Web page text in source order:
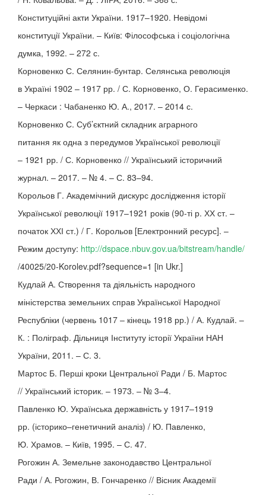
Конституційні акти України. 1917–1920. Невідомі
конституції України. – Київ: Філософська і соціологічна
думка, 1992. – 272 с.
Корновенко С. Селянин-бунтар. Селянська революція
в Україні 1902 – 1917 рр. / С. Корновенко, О. Герасименко.
– Черкаси : Чабаненко Ю. А., 2017. – 2014 с.
Корновенко С. Суб’єктний складник аграрного
питання як одна з передумов Української революції
– 1921 рр. / С. Корновенко // Український історичний
журнал. – 2017. – № 4. – С. 83–94.
Корольов Г. Академічний дискурс дослідження історії
Української революції 1917–1921 років (90-ті р. ХХ ст. –
початок ХХІ ст.) / Г. Корольов [Електронний ресурс]. –
Режим доступу: http://dspace.nbuv.gov.ua/bitstream/handle/
/40025/20-Korolev.pdf?sequence=1 [in Ukr.]
Кудлай А. Створення та діяльність народного
міністерства земельних справ Української Народної
Республіки (червень 1017 – кінець 1918 рр.) / А. Кудлай. –
К. : Поліграф. Дільниця Інституту історії України НАН
України, 2011. – С. 3.
Мартос Б. Перші кроки Центральної Ради / Б. Мартос
// Український історик. – 1973. – № 3–4.
Павленко Ю. Українська державність у 1917–1919
рр. (історико–генетичний аналіз) / Ю. Павленко,
Ю. Храмов. – Київ, 1995. – С. 47.
Рогожин А. Земельне законодавство Центральної
Ради / А. Рогожин, В. Гончаренко // Вісник Академії